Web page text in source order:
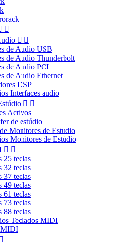

 
de Audio USB
de Audio Thunderbolt
de Audio PCI
de Audio Ethernet
DSP
Interfaces áudio
 
Activos
de estúdio
Monitores de Estudio
Monitores de Estúdio
 
25 teclas
32 teclas
37 teclas
49 teclas
61 teclas
73 teclas
88 teclas
Teclados MIDI
MIDI
